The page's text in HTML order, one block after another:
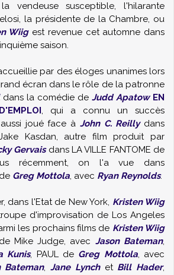
vendeuse susceptible, l'hilarante
la présidente de la Chambre, ou
Wiigest revenue cet automne dans
saison.
par des éloges unanimes lors
écran dans le rôle de la patronne
dans la comédie de Judd Apatow EN
, qui a connu un succès
joué face à John C. Reillydans
Kasdan, autre film produit par
Gervaisdans LA VILLE FANTOME de
récemment, on l'a vue dans
de Greg Mottola, avec Ryan Reynolds.
dans l'Etat de New York, Kristen Wiig
d'improvisation de Los Angeles
les prochains films de Kristen Wiig
Mike Judge, avec Jason Bateman,
Kunis, PAUL de Greg Mottola, avec
Bateman, Jane Lynchet Bill Hader,